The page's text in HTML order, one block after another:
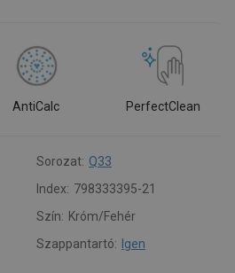
AntiCalc PerfectClean
Sorozat: Q33
Index: 798333395-21
Szín: Króm/Fehér
Szappantartó: Igen